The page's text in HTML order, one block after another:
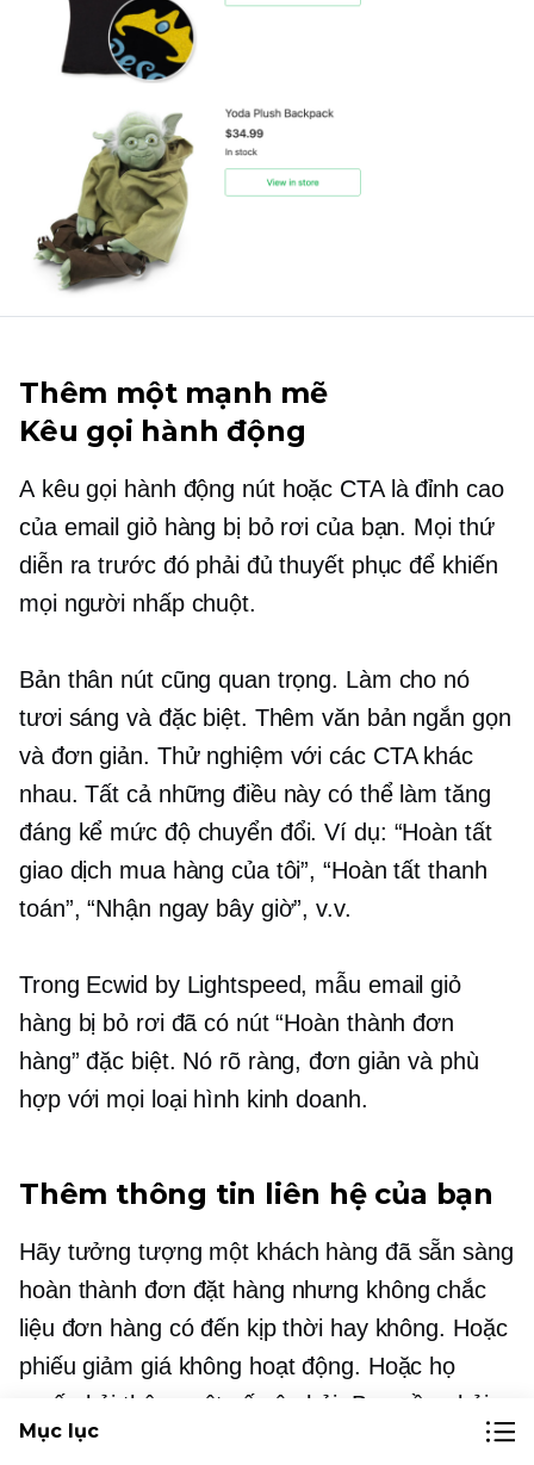
Thêm một mạnh mẽ
Kêu gọi hành động
A kêu gọi hành động nút hoặc CTA là đỉnh cao
của email giỏ hàng bị bỏ rơi của bạn. Mọi thứ
diễn ra trước đó phải đủ thuyết phục để khiến
mọi người nhấp chuột.
Bản thân nút cũng quan trọng. Làm cho nó
tươi sáng và đặc biệt. Thêm văn bản ngắn gọn
và đơn giản. Thử nghiệm với các CTA khác
nhau. Tất cả những điều này có thể làm tăng
đáng kể mức độ chuyển đổi. Ví dụ: “Hoàn tất
giao dịch mua hàng của tôi”, “Hoàn tất thanh
toán”, “Nhận ngay bây giờ”, v.v.
Trong Ecwid by Lightspeed, mẫu email giỏ
hàng bị bỏ rơi đã có nút “Hoàn thành đơn
hàng” đặc biệt. Nó rõ ràng, đơn giản và phù
hợp với mọi loại hình kinh doanh.
Thêm thông tin liên hệ của bạn
Hãy tưởng tượng một khách hàng đã sẵn sàng
hoàn thành đơn đặt hàng nhưng không chắc
liệu đơn hàng có đến kịp thời hay không. Hoặc
phiếu giảm giá không hoạt động. Hoặc họ
muốn hỏi thêm một số câu hỏi. Bạn cần phải
có hoặc là một người có thể giải quyết các vấn
Mục lục